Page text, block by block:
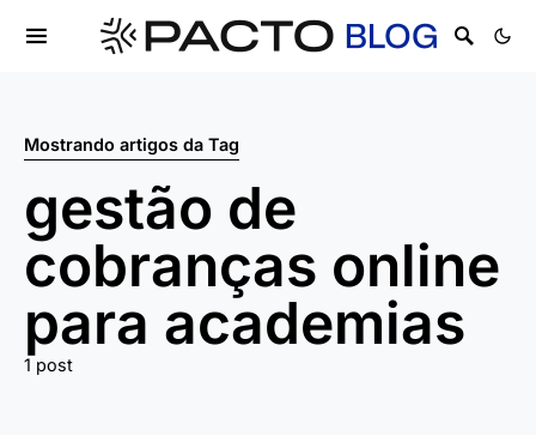
Mostrando artigos da Tag
gestão de
cobranças online
para academias
1 post